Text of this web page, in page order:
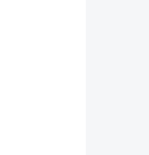
pomocí
ve velikosti